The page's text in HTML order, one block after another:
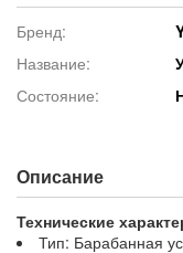
Бренд:
Название:
Состояние:
Описание
Технические
Тип: Барабанная